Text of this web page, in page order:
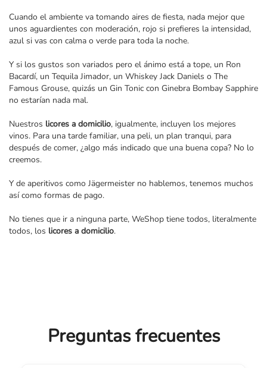
Cuando el ambiente va tomando aires de fiesta, nada mejor que
unos aguardientes con moderación, rojo si prefieres la intensidad,
azul si vas con calma o verde para toda la noche.
Y si los gustos son variados pero el ánimo está a tope, un Ron
Bacardí, un Tequila Jimador, un Whiskey Jack Daniels o The
Famous Grouse, quizás un Gin Tonic con Ginebra Bombay Sapphire
no estarían nada mal.
Nuestros licores a domicilio, igualmente, incluyen los mejores
vinos. Para una tarde familiar, una peli, un plan tranqui, para
después de comer, ¿algo más indicado que una buena copa? No lo
creemos.
Y de aperitivos como Jägermeister no hablemos, tenemos muchos
así como formas de pago.
No tienes que ir a ninguna parte, WeShop tiene todos, literalmente
todos, los licores a domicilio.
Preguntas frecuentes